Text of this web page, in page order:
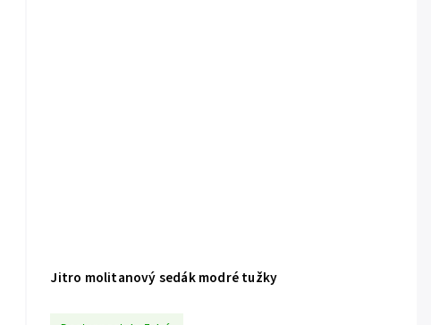
Jitro molitanový sedák modré tužky